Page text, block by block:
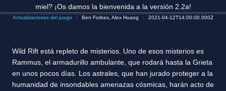
miel? ¡Os damos la bienvenida a la versión 2.2a!
Actualizaciones del juego Ben Forbes, Alex Huang 2021-04-12T14:00:00.000Z
Wild Rift está repleto de misterios. Uno de esos misterios es
Rammus, el armadurillo ambulante, que rodará hasta la Grieta
en unos pocos días. Los astrales, que han jurado proteger a la
humanidad de insondables amenazas cósmicas, harán acto de